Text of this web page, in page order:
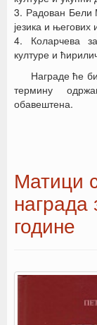
3. Радован Бели
језика и његових
4. Коларчева
културе и
Награде ће
термину
обавештена.
Матици
награда
године